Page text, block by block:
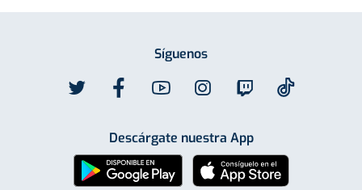
Síguenos
Descárgate nuestra App